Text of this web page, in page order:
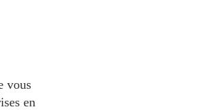
vous
en